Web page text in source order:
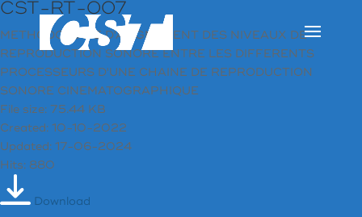
CST-RT-007
METHODOLOGIE D'ALIGNEMENT DES NIVEAUX DE
REPRODUCTION SONORE ENTRE LES DIFFERENTS
PROCESSEURS D'UNE CHAINE DE REPRODUCTION
SONORE CINEMATOGRAPHIQUE
File size: 75.44 KB
Created: 10-10-2022
Updated: 17-06-2024
Hits: 880
Download